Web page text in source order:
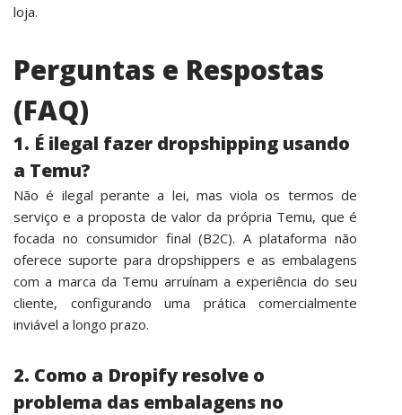
loja.
Perguntas e Respostas
(FAQ)
1. É ilegal fazer dropshipping usando
a Temu?
Não é ilegal perante a lei, mas viola os termos de
serviço e a proposta de valor da própria Temu, que é
focada no consumidor final (B2C). A plataforma não
oferece suporte para dropshippers e as embalagens
com a marca da Temu arruínam a experiência do seu
cliente, configurando uma prática comercialmente
inviável a longo prazo.
2. Como a Dropify resolve o
problema das embalagens no